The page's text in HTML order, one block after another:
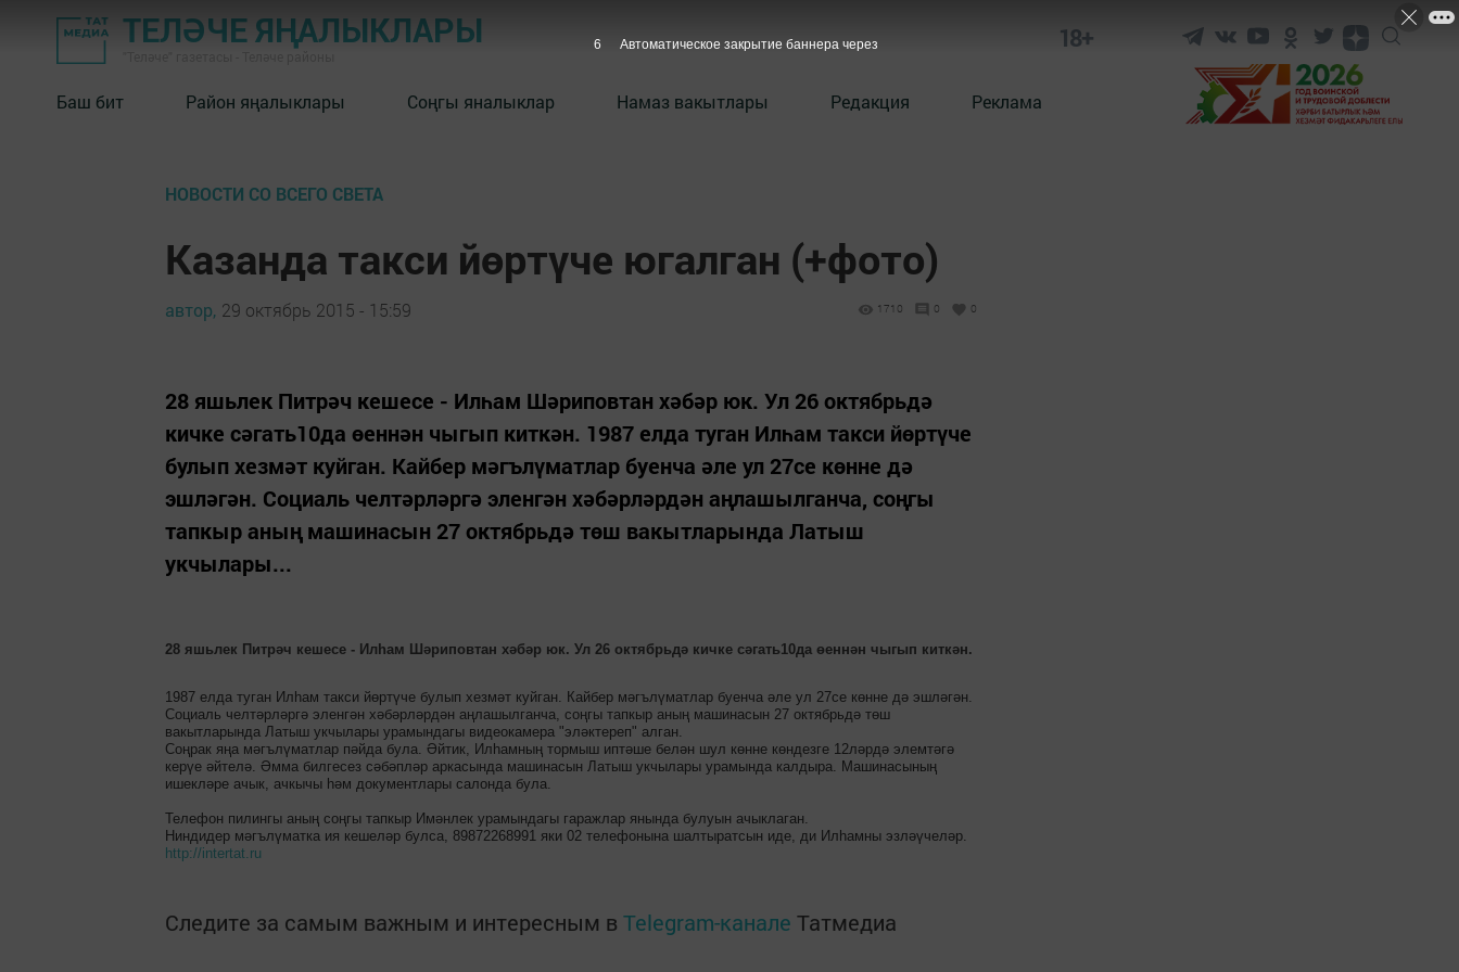
ТЕЛӘЧЕ ЯҢАЛЫКЛАРЫ 18+
Баш бит Район яңалыклары Соңгы яналыклар Намаз вакытлары Редакция Реклама
НОВОСТИ СО ВСЕГО СВЕТА
Казанда такси йөртүче югалган (+фото)
автор, 29 октябрь 2015 - 15:59 1710 0 0
28 яшьлек Питрәч кешесе - Илһам Шәриповтан хәбәр юк. Ул 26 октябрьдә
кичке сәгать10да өеннән чыгып киткән. 1987 елда туган Илһам такси йөртүче
булып хезмәт куйган. Кайбер мәгълүматлар буенча әле ул 27се көнне дә
эшләгән. Социаль челтәрләргә эленгән хәбәрләрдән аңлашылганча, соңгы
тапкыр аның машинасын 27 октябрьдә төш вакытларында Латыш
укчылары...
28 яшьлек Питрәч кешесе - Илһам Шәриповтан хәбәр юк. Ул 26 октябрьдә кичке сәгать10да өеннән чыгып киткән.
1987 елда туган Илһам такси йөртүче булып хезмәт куйган. Кайбер мәгълүматлар буенча әле ул 27се көнне дә эшләгән.
Социаль челтәрләргә эленгән хәбәрләрдән аңлашылганча, соңгы тапкыр аның машинасын 27 октябрьдә төш
вакытларында Латыш укчылары урамындагы видеокамера "эләктереп" алган.
Соңрак яңа мәгълүматлар пәйда була. Әйтик, Илһамның тормыш иптәше белән шул көнне көндезге 12ләрдә элемтәгә
керүе әйтелә. Әмма билгесез сәбәпләр аркасында машинасын Латыш укчылары урамында калдыра. Машинасының
ишекләре ачык, ачкычы һәм документлары салонда була.
Телефон пилингы аның соңгы тапкыр Имәнлек урамындагы гаражлар янында булуын ачыклаган.
Ниндидер мәгълүматка ия кешеләр булса, 89872268991 яки 02 телефонына шалтыратсын иде, ди Илһамны эзләүчеләр.
http://intertat.ru
Следите за самым важным и интересным в Telegram-канале Татмедиа
5 Автоматическое закрытие баннера через